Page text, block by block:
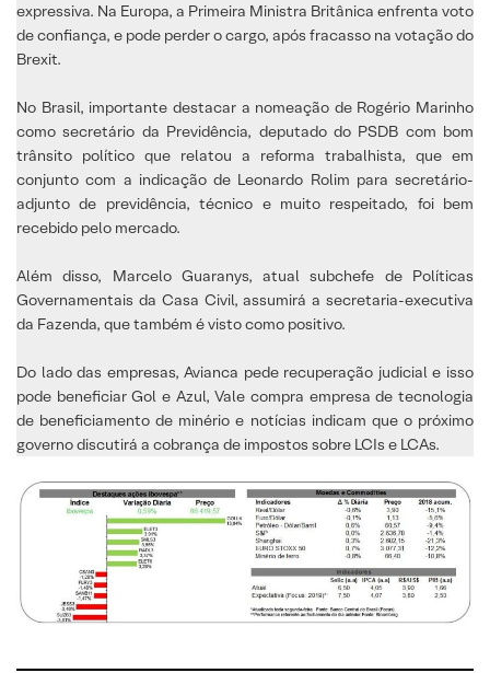
expressiva. Na Europa, a Primeira Ministra Britânica enfrenta voto
de confiança, e pode perder o cargo, após fracasso na votação do
Brexit.
No Brasil, importante destacar a nomeação de Rogério Marinho
como secretário da Previdência, deputado do PSDB com bom
trânsito político que relatou a reforma trabalhista, que em
conjunto com a indicação de Leonardo Rolim para secretário-
adjunto de previdência, técnico e muito respeitado, foi bem
recebido pelo mercado.
Além disso, Marcelo Guaranys, atual subchefe de Políticas
Governamentais da Casa Civil, assumirá a secretaria-executiva
da Fazenda, que também é visto como positivo.
Do lado das empresas, Avianca pede recuperação judicial e isso
pode beneficiar Gol e Azul, Vale compra empresa de tecnologia
de beneficiamento de minério e notícias indicam que o próximo
governo discutirá a cobrança de impostos sobre LCIs e LCAs.